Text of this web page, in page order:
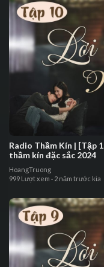
⁣Radio Thầm Kín | ⁣⁣[Tập
thầm kín đặc sắc 2024
HoangTruong
999 Lượt xem · 2 năm trước kia